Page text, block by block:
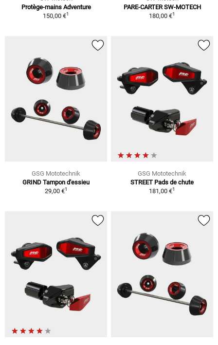
Protège-mains Adventure
150,00 €1
PARE-CARTER SW-MOTECH
180,00 €1
GSG Mototechnik
GRIND Tampon d'essieu
29,00 €1
GSG Mototechnik
STREET Pads de chute
181,00 €1